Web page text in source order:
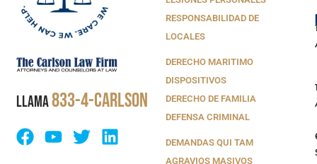
LLAMA833-4-CARLSON
RESPONSABILIDAD DE
LOCALES
DERECHO MARITIMO
DISPOSITIVOS
DERECHO DE FAMILIA
DEFENSA CRIMINAL
DEMANDAS QUI TAM
AGRAVIOS MASIVOS